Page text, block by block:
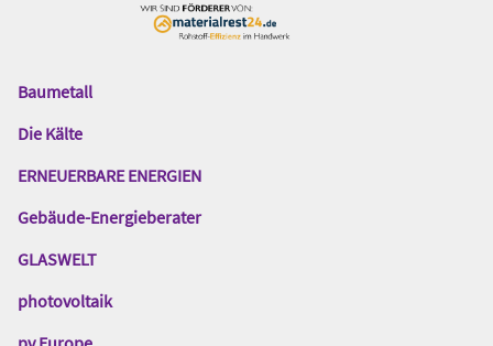
Das
Gentner
Baumetall
Die Kälte
ERNEUERBARE ENERGIEN
Gebäude-Energieberater
GLASWELT
photovoltaik